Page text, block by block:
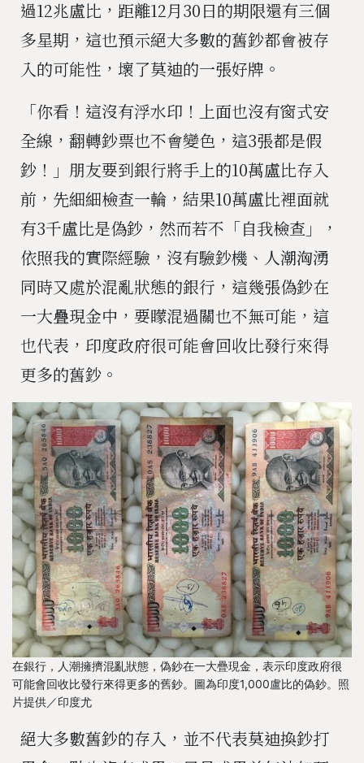
過12兆盧比，距離12月30日的期限還有三個
多星期，這也預示絕大多數的舊鈔都會被存
入的可能性，壞了莫迪的一張好牌。
「你看！這沒有浮水印！上面也沒有窗式安
全線，翻轉鈔票也不會變色，這3張都是假
鈔！」朋友要到銀行將手上的10萬盧比存入
前，先細細檢查一輪，結果10萬盧比裡面就
有3千盧比是偽鈔，然而若不「自我檢查」，
依照我的實際經驗，沒有驗鈔機、人潮洶湧
同時又處於混亂狀態的銀行，這幾張偽鈔在
一大疊現金中，要矇混過關也不無可能，這
也代表，印度政府很可能會回收比發行來得
更多的舊鈔。
在銀行，人潮擁擠混亂狀態，偽鈔在一大疊現金，表示印度政府很
可能會回收比發行來得更多的舊鈔。圖為印度1,000盧比的偽鈔。照
片提供／印度尤
絕大多數舊鈔的存入，並不代表莫迪換鈔打